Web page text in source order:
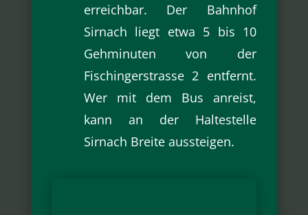
erreichbar. Der Bahnhof
Sirnach liegt etwa 5 bis 10
Gehminuten von der
Fischingerstrasse 2 entfernt.
Wer mit dem Bus anreist,
kann an der Haltestelle
Sirnach Breite aussteigen.